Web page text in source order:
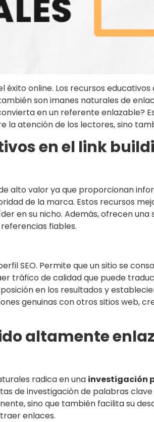
online. Los recursos
son imanes naturales de
en un referente enlazable?
atención de los lectores, sino
en el link
alto valor ya que proporcionan
de la marca. Estos recursos
en su nicho. Además, ofrecen
fiables.
SEO. Permite que un sitio se
tráfico de calidad que puede
en los resultados y
genuinas con otros sitios web,
altamente
radica en una investigación
de investigación de palabras
sino que también facilita su
enlaces.